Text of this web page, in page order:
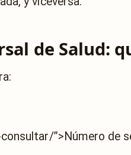
de Salud:
”>Número de